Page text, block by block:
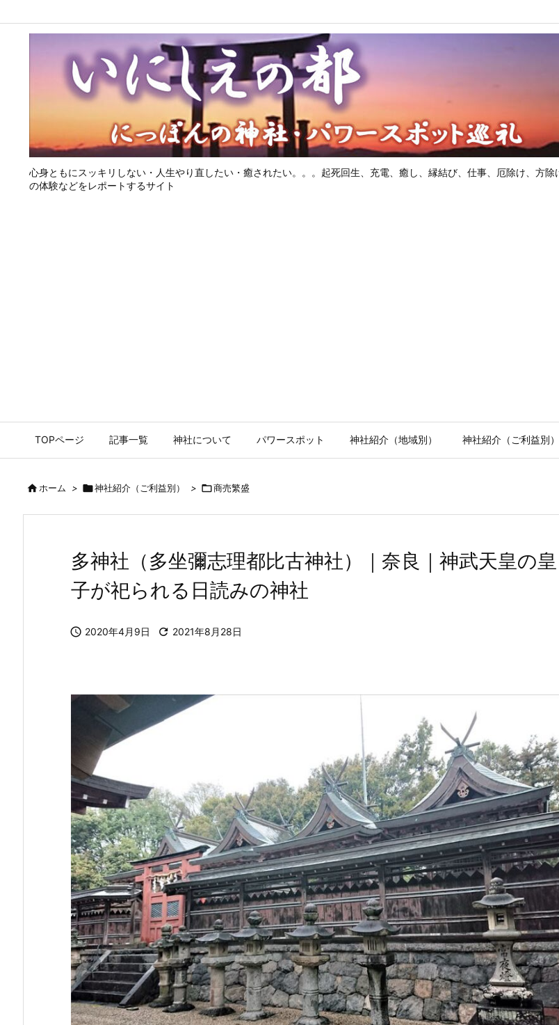
心身ともにスッキリしない・人生やり直したい・癒されたい。。。起死回生、充電、癒し、縁結び、仕事、厄除け、方
の体験などをレポートするサイト
TOPページ 記事一覧 神社について パワースポット 神社紹介（地域別） 神社紹介（ご利益別）
ホーム > 神社紹介（ご利益別） > 商売繁盛
多神社（多坐彌志理都比古神社）｜奈良｜神武天皇の皇
子が祀られる日読みの神社
 2020年4月9日  2021年8月28日